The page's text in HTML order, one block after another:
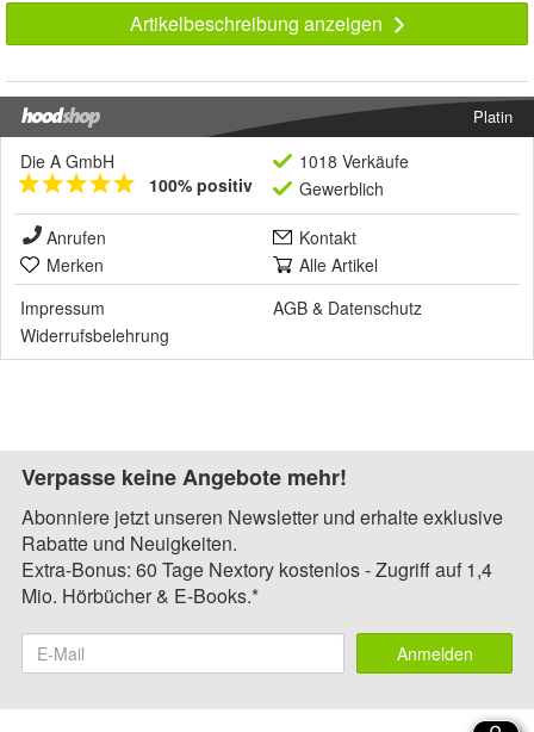
Artikelbeschreibung anzeigen
Platin
Die A GmbH
100% positiv
1018 Verkäufe
Gewerblich
Anrufen
Kontakt
Merken
Alle Artikel
Impressum
AGB & Datenschutz
Widerrufsbelehrung
Verpasse keine Angebote mehr!
Abonniere jetzt unseren Newsletter und erhalte exklusive
Rabatte und Neuigkeiten.
Extra-Bonus: 60 Tage Nextory kostenlos - Zugriff auf 1,4
Mio. Hörbücher & E-Books.*
Anmelden